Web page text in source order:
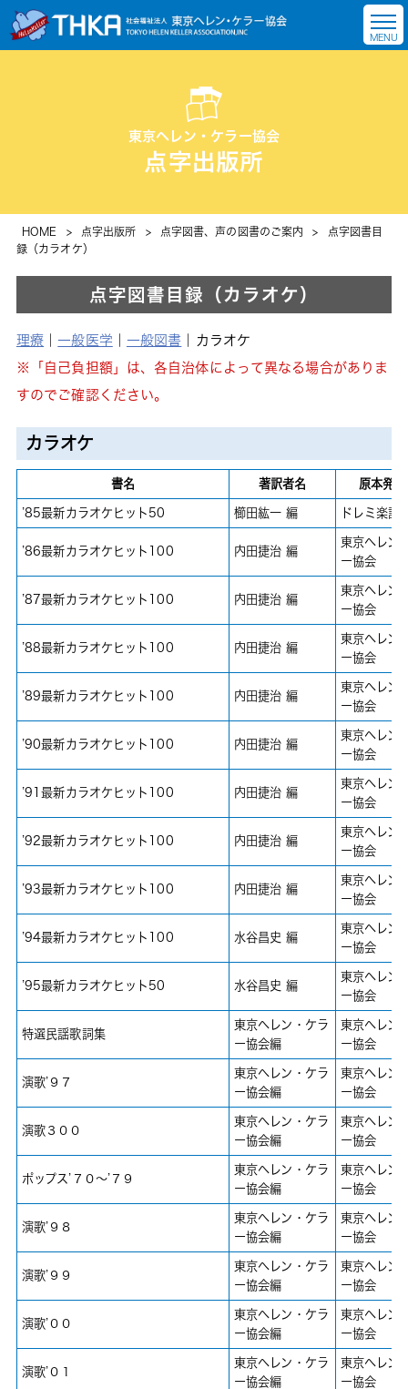
東京ヘレン・ケラー協会
点字出版所
HOME > 点字出版所 > 点字図書、声の図書のご案内 >
点字図書目
録（カラオケ）
点字図書目録（カラオケ）
理療 一般医学 一般図書
カラオケ
※「自己負担額」は、各自治体によって異なる場合がありま
すのでご確認ください。
カラオケ
書名 著訳者名 原本発
’85最新カラオケヒット50 櫛田紘一 編 ドレミ楽譜
’86最新カラオケヒット100 内田捷治 編
東京ヘレン
ー協会
’87最新カラオケヒット100 内田捷治 編
東京ヘレン
ー協会
’88最新カラオケヒット100 内田捷治 編
東京ヘレン
ー協会
’89最新カラオケヒット100 内田捷治 編
東京ヘレン
ー協会
’90最新カラオケヒット100 内田捷治 編
東京ヘレン
ー協会
’91最新カラオケヒット100 内田捷治 編
東京ヘレン
ー協会
’92最新カラオケヒット100 内田捷治 編
東京ヘレン
ー協会
’93最新カラオケヒット100 内田捷治 編
東京ヘレン
ー協会
’94最新カラオケヒット100 水谷昌史 編
東京ヘレン
ー協会
’95最新カラオケヒット50 水谷昌史 編
東京ヘレン
ー協会
特選民謡歌詞集
東京ヘレン・ケラ
ー協会編
東京ヘレン
ー協会
演歌’９７
東京ヘレン・ケラ
ー協会編
東京ヘレン
ー協会
演歌３００
東京ヘレン・ケラ
ー協会編
東京ヘレン
ー協会
ポップス’７０～’７９
東京ヘレン・ケラ
ー協会編
東京ヘレン
ー協会
演歌’９８
東京ヘレン・ケラ
ー協会編
東京ヘレン
ー協会
演歌’９９
東京ヘレン・ケラ
ー協会編
東京ヘレン
ー協会
演歌’００
東京ヘレン・ケラ
ー協会編
東京ヘレン
ー協会
演歌’０１
東京ヘレン・ケラ
ー協会編
東京ヘレン
ー協会